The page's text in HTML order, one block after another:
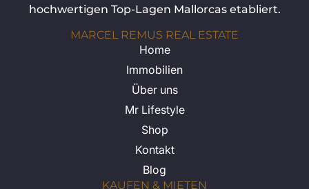
hochwertigen Top-Lagen Mallorcas etabliert.
MARCEL REMUS REAL ESTATE
Home
Immobilien
Über uns
Mr Lifestyle
Shop
Kontakt
Blog
KAUFEN & MIETEN